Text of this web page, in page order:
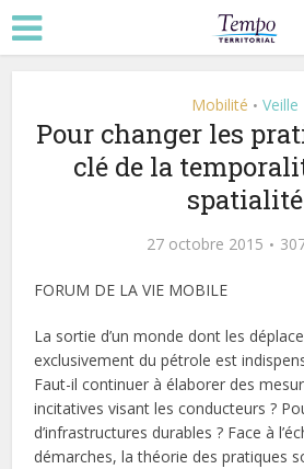
Mobilité • Veille
Pour changer les
clé de la
spatialité
27 octobre 2015
FORUM DE LA VIE MOBILE
La sortie d’un monde dont les
exclusivement du pétrole est
Faut-il continuer à élaborer des
incitatives visant les conducteurs ?
d’infrastructures durables ? Face à
démarches, la théorie des pratiques